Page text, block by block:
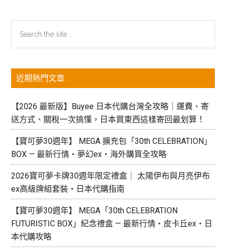
主
要
資
訊
欄
the
近期熱門文章
【2026 最新版】Buyee 日本代購台灣全攻略｜運費、寄
送方式、關稅一次搞懂，日本買東西這樣寄回最划算！
【寶可夢30週年】 MEGA 擴充包「30th CELEBRATION」
BOX — 最新行情・夢幻ex・海外購買全攻略
2026寶可夢卡牌30週年限定禮盒｜ 太陽伊布與月亮伊布
ex高級牌組套裝・日本代購指南
【寶可夢30週年】 MEGA「30th CELEBRATION
FUTURISTIC BOX」紀念禮盒 — 最新行情・皮卡丘ex・日
本代購攻略